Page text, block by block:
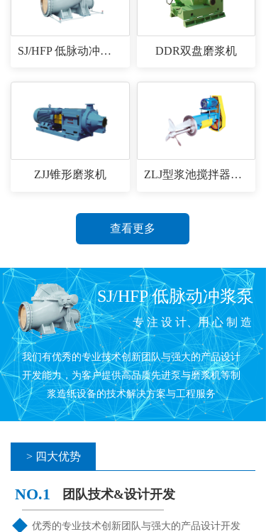
SJ/HFP 低脉动冲浆泵 DDR双盘磨浆机
ZJJ锥形磨浆机 ZLJ型浆池搅拌器系列
查看更多
SJ/HFP 低脉动冲浆泵
专 注 设 计、用 心 制 造
我们有优秀的专业技术创新团队与强大的产品设计
开发能力，为客户提供高品质先进泵与磨浆机等制
浆造纸设备的技术解决方案与工程服务
> 四大优势
团队技术&设计开发
优秀的专业技术创新团队与强大的产品设计开发
NO.1